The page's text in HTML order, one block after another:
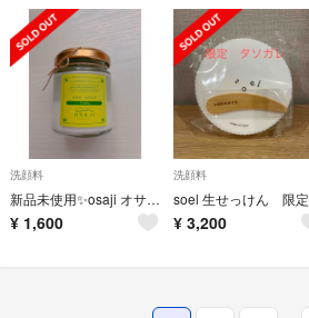
洗顔料
新品未使用✨osaji オサジローソープ
¥ 1,600
洗顔料
soel 生せっけん 限定
¥ 3,200